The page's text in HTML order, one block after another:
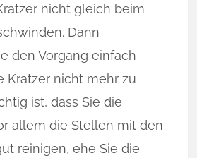
nicht gleich beim
Dann
den Vorgang einfach
Kratzer nicht mehr zu
ist, dass Sie die
allem die Stellen mit den
reinigen, ehe Sie die